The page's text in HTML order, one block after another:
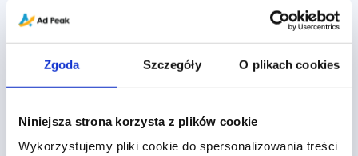
Zgoda Szczegóły O plikach cookies
Niniejsza strona korzysta z plików cookie
Wykorzystujemy pliki cookie do spersonalizowania treści
wykorzystywanych rodzajów kampanii (search,
GDN, RLSA, DSA, Remarketing, PLA, Reklamy
Aplikacji, GSP, Video), konflikty słów kluczowych,
zakres dopasowań i wykluczeń, odpowiednie
etykiet.
Performance